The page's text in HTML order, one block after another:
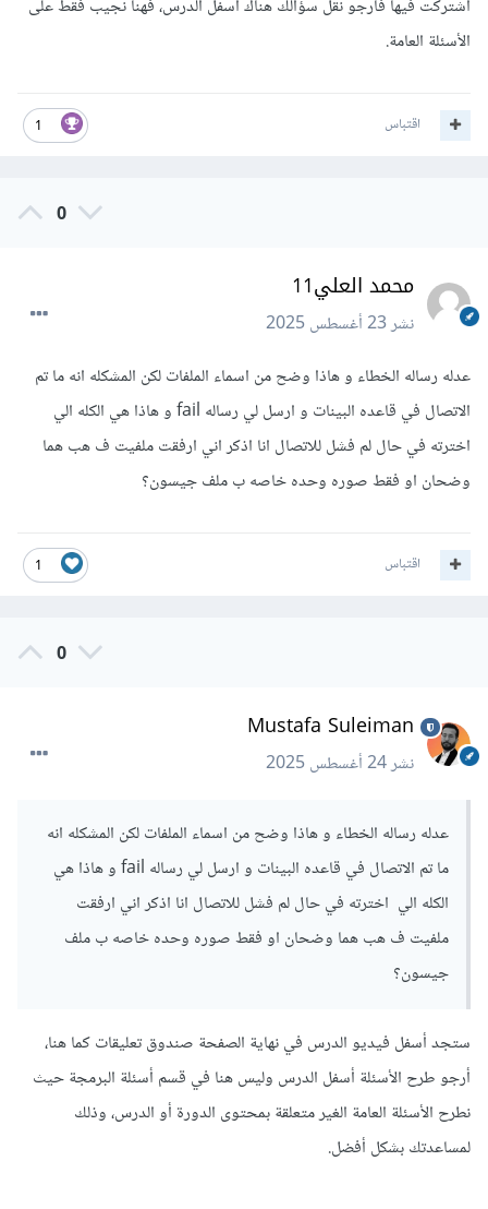
اشتركت فيها فأرجو نقل سؤالك هناك أسفل الدرس، فهنا نجيب فقط على
الأسئلة العامة.
1 اقتباس
0
محمد العلي11
نشر23 أغسطس 2025
عدله رساله الخطاء و هاذا وضح من اسماء الملفات لكن المشكله انه ما تم
الاتصال في قاعده البينات و ارسل لي رساله fail و هاذا هي الكله الي
اخترته في حال لم فشل للاتصال انا اذكر اني ارفقت ملفيت ف هب هما
وضحان او فقط صوره وحده خاصه ب ملف جيسون؟
1 اقتباس
0
Mustafa Suleiman
نشر24 أغسطس 2025
عدله رساله الخطاء و هاذا وضح من اسماء الملفات لكن المشكله انه
ما تم الاتصال في قاعده البينات و ارسل لي رساله fail و هاذا هي
الكله الي اخترته في حال لم فشل للاتصال انا اذكر اني ارفقت
ملفيت ف هب هما وضحان او فقط صوره وحده خاصه ب ملف
جيسون؟
ستجد أسفل فيديو الدرس في نهاية الصفحة صندوق تعليقات كما هنا،
أرجو طرح الأسئلة أسفل الدرس وليس هنا في قسم أسئلة البرمجة حيث
نطرح الأسئلة العامة الغير متعلقة بمحتوى الدورة أو الدرس، وذلك
لمساعدتك بشكل أفضل.